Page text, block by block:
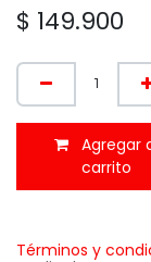
$ 149.900
Agregar
carrito
Términos y